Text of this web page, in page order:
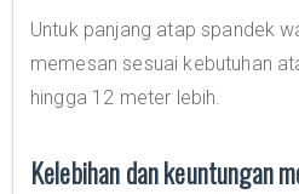
Untuk panjang atap spandek
memesan sesuai kebutuhan
hingga 12 meter lebih.
Kelebihan dan keuntungan